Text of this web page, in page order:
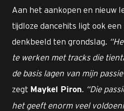
Aan het aankopen en nieuw
tijdloze dancehits ligt ook
denkbeeld ten grondslag.
te werken met tracks die
de basis lagen van mijn
zegt Maykel Piron. “Die
het geeft enorm veel